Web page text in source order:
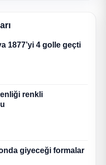
1877’yi 4 golle geçti
renkli
giyeceği formalar